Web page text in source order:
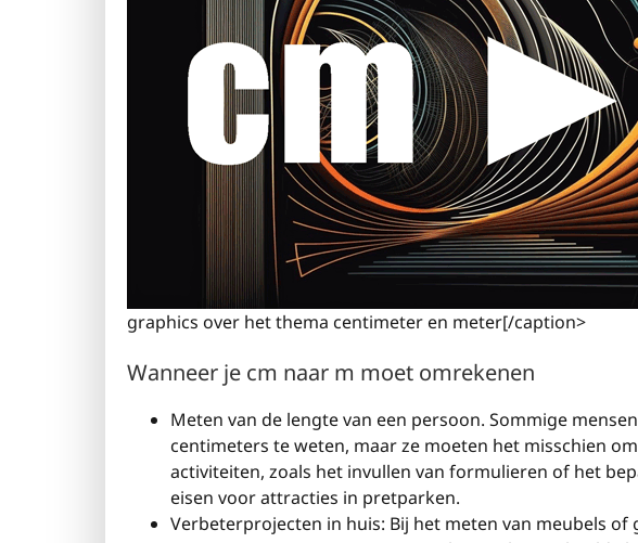
graphics over het thema centimeter en meter[/caption>
Wanneer je cm naar m moet omrekenen
Meten van de lengte van een persoon. Sommige
centimeters te weten, maar ze moeten het misschien
activiteiten, zoals het invullen van formulieren of het
eisen voor attracties in pretparken.
Verbeterprojecten in huis: Bij het meten van meubels